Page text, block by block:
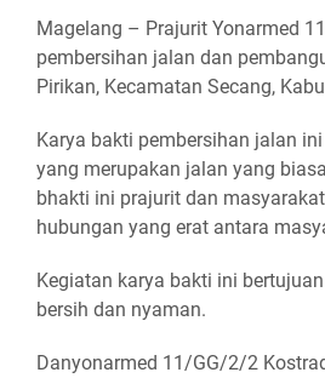
Magelang – Prajurit Yonarmed
pembersihan jalan dan
Pirikan, Kecamatan Secang,
Karya bakti pembersihan jalan
yang merupakan jalan yang
bhakti ini prajurit dan
hubungan yang erat antara
Kegiatan karya bakti ini
bersih dan nyaman.
Danyonarmed 11/GG/2/2